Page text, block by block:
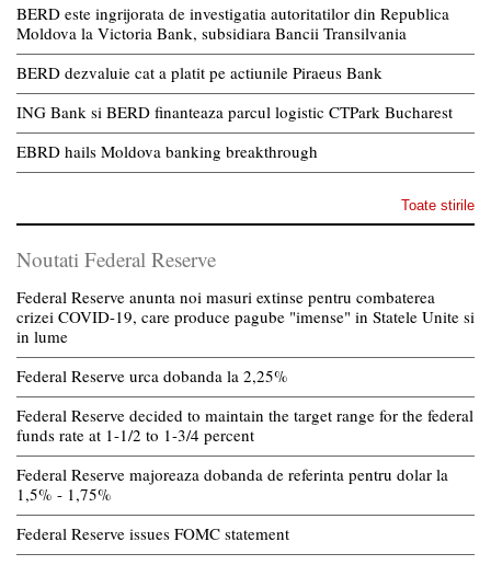
BERD este ingrijorata de investigatia autoritatilor din Republica
Moldova la Victoria Bank, subsidiara Bancii Transilvania
BERD dezvaluie cat a platit pe actiunile Piraeus Bank
ING Bank si BERD finanteaza parcul logistic CTPark Bucharest
EBRD hails Moldova banking breakthrough
Toate stirile
Noutati Federal Reserve
Federal Reserve anunta noi masuri extinse pentru combaterea
crizei COVID-19, care produce pagube "imense" in Statele Unite si
in lume
Federal Reserve urca dobanda la 2,25%
Federal Reserve decided to maintain the target range for the federal
funds rate at 1-1/2 to 1-3/4 percent
Federal Reserve majoreaza dobanda de referinta pentru dolar la
1,5% - 1,75%
Federal Reserve issues FOMC statement